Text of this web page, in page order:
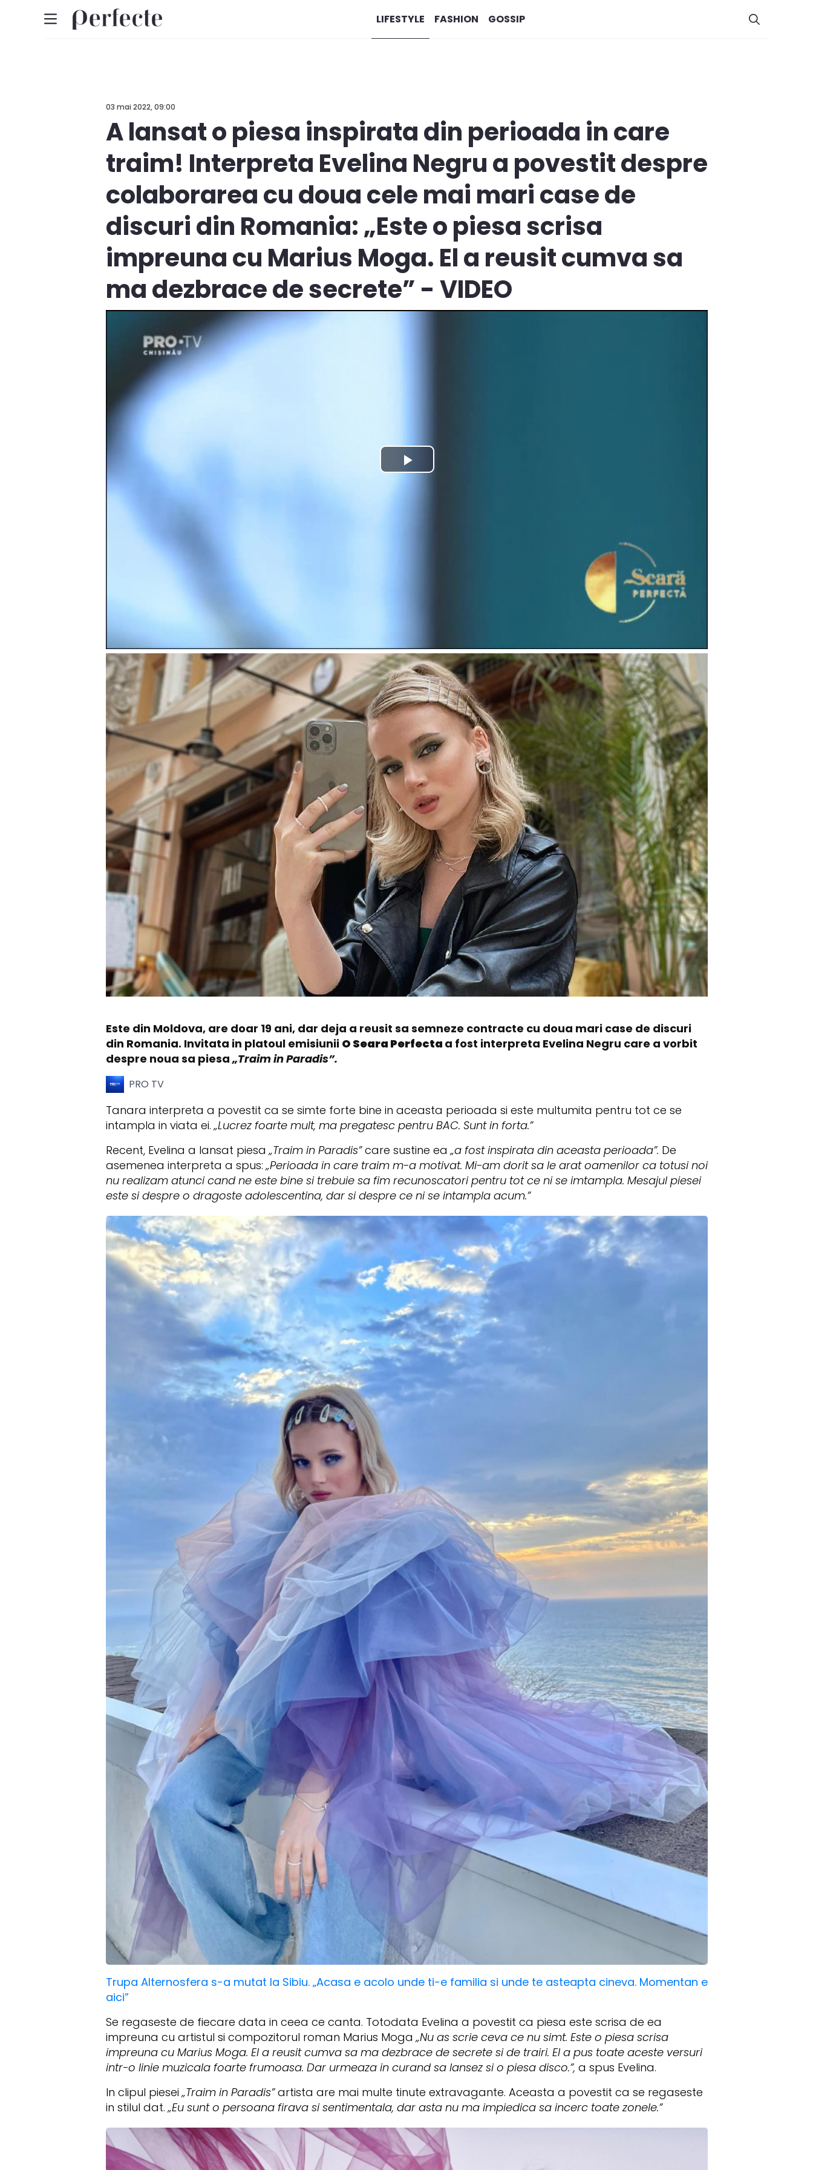
LIFESTYLE FASHION GOSSIP
03 mai 2022, 09:00
A lansat o piesa inspirata din perioada in care
traim! Interpreta Evelina Negru a povestit despre
colaborarea cu doua cele mai mari case de
discuri din Romania: „Este o piesa scrisa
impreuna cu Marius Moga. El a reusit cumva sa
ma dezbrace de secrete” - VIDEO
Este din Moldova, are doar 19 ani, dar deja a reusit sa semneze contracte cu doua mari case de discuri
din Romania. Invitata in platoul emisiunii O Seara Perfecta a fost interpreta Evelina Negru care a vorbit
despre noua sa piesa „Traim in Paradis”.
PRO TV
Tanara interpreta a povestit ca se simte forte bine in aceasta perioada si este multumita pentru tot ce se
intampla in viata ei.„Lucrez foarte mult, ma pregatesc pentru BAC. Sunt in forta.”
Recent, Evelina a lansat piesa„Traim in Paradis”care sustine ea„a fost inspirata din aceasta perioada”. De
asemenea interpreta a spus:„Perioada in care traim m-a motivat. Mi-am dorit sa le arat oamenilor ca totusi noi
nu realizam atunci cand ne este bine si trebuie sa fim recunoscatori pentru tot ce ni se imtampla. Mesajul piesei
este si despre o dragoste adolescentina, dar si despre ce ni se intampla acum.”
Trupa Alternosfera s-a mutat la Sibiu. „Acasa e acolo unde ti-e familia si unde te asteapta cineva. Momentan e
aici”
Se regaseste de fiecare data in ceea ce canta. Totodata Evelina a povestit ca piesa este scrisa de ea
impreuna cu artistul si compozitorul roman Marius Moga„Nu as scrie ceva ce nu simt. Este o piesa scrisa
impreuna cu Marius Moga. El a reusit cumva sa ma dezbrace de secrete si de trairi. El a pus toate aceste versuri
intr-o linie muzicala foarte frumoasa. Dar urmeaza in curand sa lansez si o piesa disco.”, a spus Evelina.
In clipul piesei„Traim in Paradis”artista are mai multe tinute extravagante. Aceasta a povestit ca se regaseste
in stilul dat.„Eu sunt o persoana firava si sentimentala, dar asta nu ma impiedica sa incerc toate zonele.”